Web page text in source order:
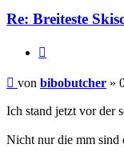
Re: Breiteste
Beitrag
von bibobutcher »
Ich stand jetzt vor der
Nicht nur die mm sind